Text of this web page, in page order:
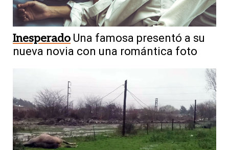
Inesperado Una famosa presentó a su
nueva novia con una romántica foto